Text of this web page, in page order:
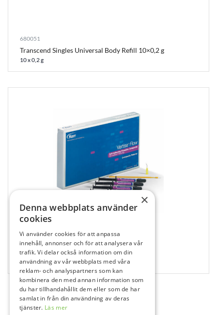
680051
Transcend Singles Universal Body Refill 10×0,2 g
10 x 0,2 g
681863
Vertise Flow A2 Spruta
2x2 g
×
Denna webbplats använder
cookies
Vi använder cookies för att anpassa
innehåll, annonser och för att analysera vår
trafik. Vi delar också information om din
användning av vår webbplats med våra
reklam- och analyspartners som kan
kombinera den med annan information som
du har tillhandahållit dem eller som de har
samlat in från din användning av deras
tjänster. Läs mer